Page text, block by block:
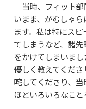
当時、フィット部
いまま、がむしゃ
ます。私は特にス
てしまうなど、諸
をかけてしまいまし
優しく教えてくだ
咤してくださり、
ほどいろいろなこと